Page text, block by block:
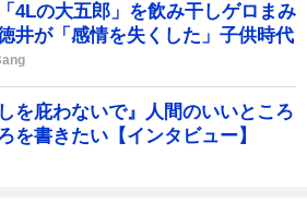
4Lの大五郎」を飲み干しゲロまみ
井が「感情を失くした」子供時代
を庇わないで』人間のいいところ
を書きたい【インタビュー】